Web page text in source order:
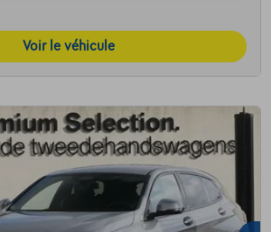
Voir le véhicule